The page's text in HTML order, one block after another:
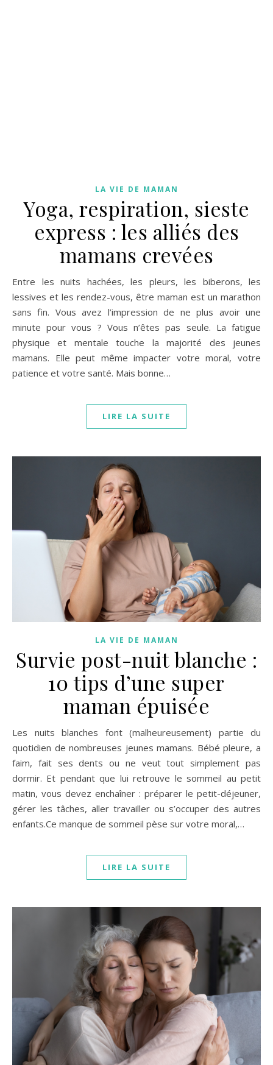
LA VIE DE MAMAN
Yoga, respiration, sieste
express : les alliés des
mamans crevées
Entre les nuits hachées, les pleurs, les biberons, les
lessives et les rendez-vous, être maman est un marathon
sans fin. Vous avez l’impression de ne plus avoir une
minute pour vous ? Vous n’êtes pas seule. La fatigue
physique et mentale touche la majorité des jeunes
mamans. Elle peut même impacter votre moral, votre
patience et votre santé. Mais bonne…
LIRE LA SUITE
LA VIE DE MAMAN
Survie post-nuit blanche :
10 tips d’une super
maman épuisée
Les nuits blanches font (malheureusement) partie du
quotidien de nombreuses jeunes mamans. Bébé pleure, a
faim, fait ses dents ou ne veut tout simplement pas
dormir. Et pendant que lui retrouve le sommeil au petit
matin, vous devez enchaîner : préparer le petit-déjeuner,
gérer les tâches, aller travailler ou s’occuper des autres
enfants.Ce manque de sommeil pèse sur votre moral,…
LIRE LA SUITE